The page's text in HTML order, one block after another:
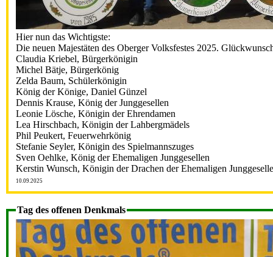
Hier nun das Wichtigste:
Die neuen Majestäten des Oberger Volksfestes 2025.
Claudia Kriebel, Bürgerkönigin
Michel Bätje, Bürgerkönig
Zelda Baum, Schülerkönigin
König der Könige, Daniel Günzel
Dennis Krause, König der Junggesellen
Leonie Lösche, Königin der Ehrendamen
Lea Hirschbach, Königin der Lahbergmädels
Phil Peukert, Feuerwehrkönig
Stefanie Seyler, Königin des Spielmannszuges
Sven Oehlke, König der Ehemaligen Junggesellen
Kerstin Wunsch, Königin der Drachen der Ehemaligen
10.09.2025
Tag des offenen Denkmals